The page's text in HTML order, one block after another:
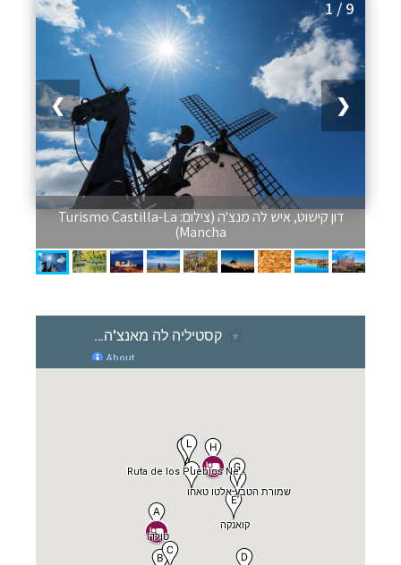
1 / 9
❯ ❮
דון קישוט, איש לה מנצ'ה (צילום: Turismo Castilla-La
Mancha)